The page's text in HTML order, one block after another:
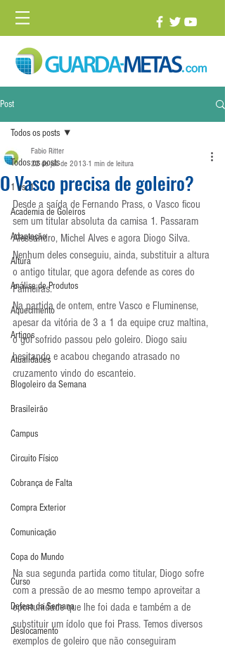
Post
Todos os posts
1 vs. 1
Academia de Goleiros
Adaptação
Altura
Análise de Produtos
Aquecimento
Artigos
Atualidades
Blogoleiro da Semana
Brasileirão
Campus
Circuito Físico
Cobrança de Falta
Compra Exterior
Comunicação
Copa do Mundo
Curso
Defesa da Semana
Deslocamento
Todos os posts
O Vasco precisa de goleiro?
Fabio Ritter
22 de jul. de 2013 1 min de leitura
Desde a saída de Fernando Prass, o Vasco ficou
sem um titular absoluta da camisa 1. Passaram
Alessandro, Michel Alves e agora Diogo Silva.
Nenhum deles conseguiu, ainda, substituir a altura
o antigo titular, que agora defende as cores do
Palmeiras.
Na partida de ontem, entre Vasco e Fluminense,
apesar da vitória de 3 a 1 da equipe cruz maltina,
o gol sofrido passou pelo goleiro. Diogo saiu
hesitando e acabou chegando atrasado no
cruzamento vindo do escanteio.
Na sua segunda partida como titular, Diogo sofre
com a pressão de ao mesmo tempo aproveitar a
oportunidade que lhe foi dada e também a de
substituir um ídolo que foi Prass. Temos diversos
exemplos de goleiro que não conseguiram